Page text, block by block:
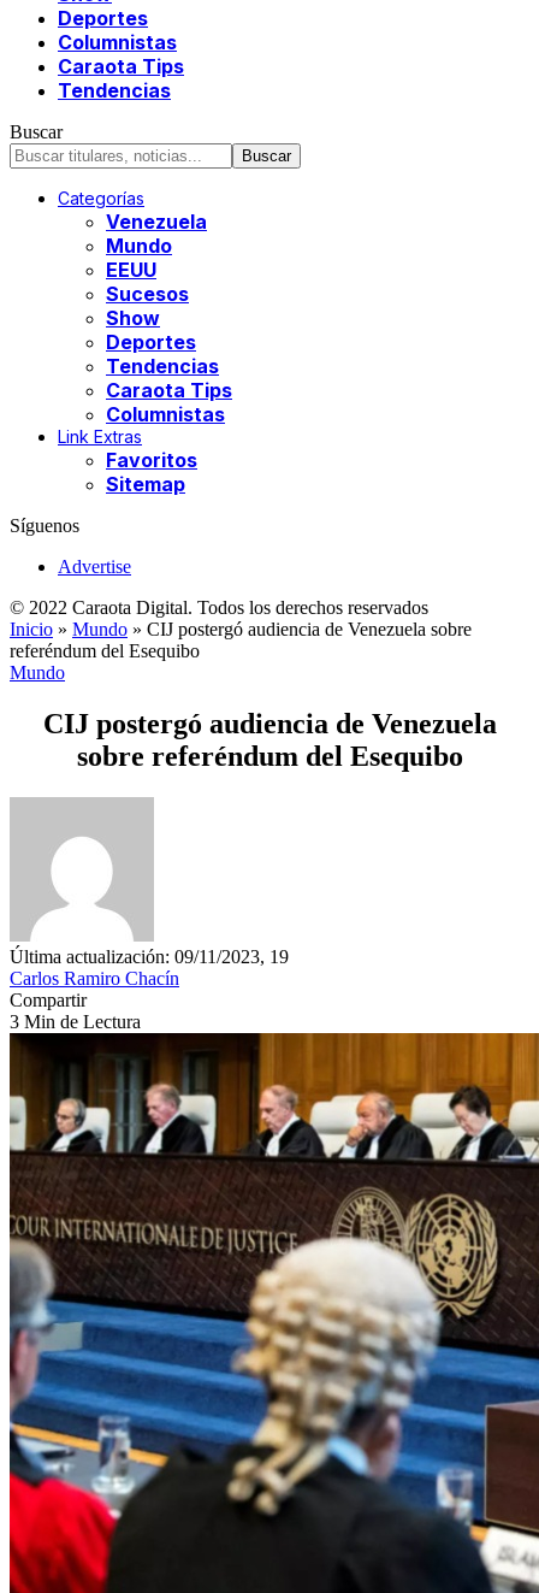
Deportes
Columnistas
Caraota Tips
Tendencias
Buscar
Categorías
Venezuela
Mundo
EEUU
Sucesos
Show
Deportes
Tendencias
Caraota Tips
Columnistas
Link Extras
Favoritos
Sitemap
Síguenos
Advertise
© 2022 Caraota Digital. Todos los derechos reservados
Inicio » Mundo » CIJ postergó audiencia de Venezuela sobre
referéndum del Esequibo
Mundo
CIJ postergó audiencia de Venezuela
sobre referéndum del Esequibo
Última actualización: 09/11/2023, 19
Carlos Ramiro Chacín
Compartir
3 Min de Lectura